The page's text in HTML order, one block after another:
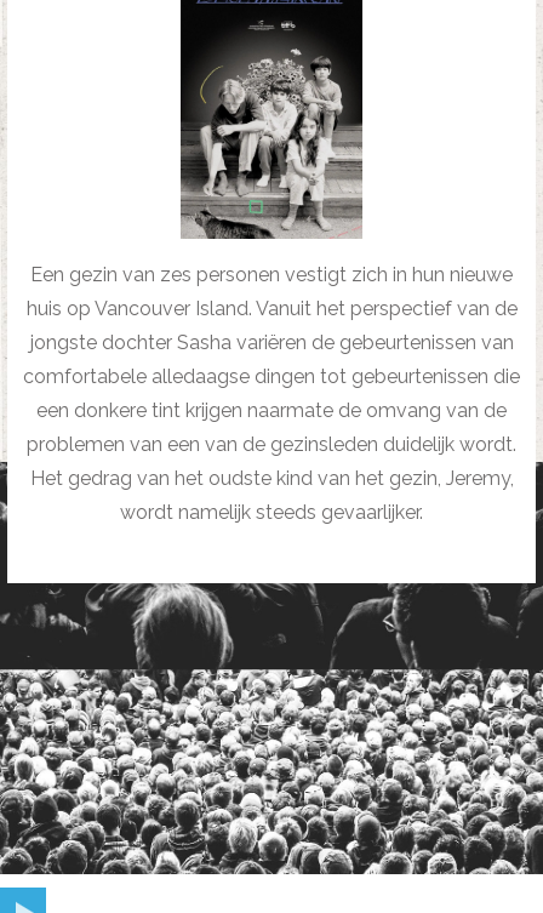
Een gezin van zes personen vestigt zich in hun nieuwe
huis op Vancouver Island. Vanuit het perspectief van de
jongste dochter Sasha variëren de gebeurtenissen van
comfortabele alledaagse dingen tot gebeurtenissen die
een donkere tint krijgen naarmate de omvang van de
problemen van een van de gezinsleden duidelijk wordt.
Het gedrag van het oudste kind van het gezin, Jeremy,
wordt namelijk steeds gevaarlijker.